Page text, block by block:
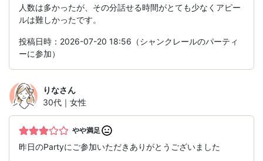
人数は多かったが、その分話せる時間がとても少なくアピー
ルは難しかったです。
投稿日時：2026-07-20 18:56（シャンクレールのパーティ
ーに参加）
りなさん
30代｜女性
やや満足
昨日のPartyにご参加いただきありがとうございました